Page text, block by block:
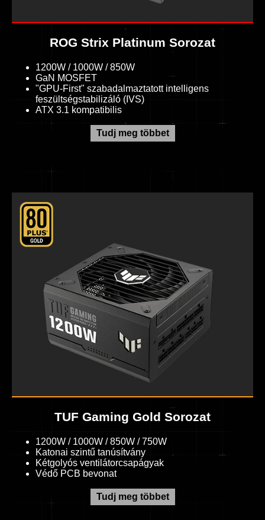
ROG Strix Platinum Sorozat
1200W / 1000W / 850W
GaN MOSFET
"GPU-First" szabadalmaztatott intelligens
feszültségstabilizáló (IVS)
ATX 3.1 kompatibilis
Tudj meg többet
TUF Gaming Gold Sorozat
1200W / 1000W / 850W / 750W
Katonai szintű tanúsítvány
Kétgolyós ventilátorcsapágyak
Védő PCB bevonat
Tudj meg többet